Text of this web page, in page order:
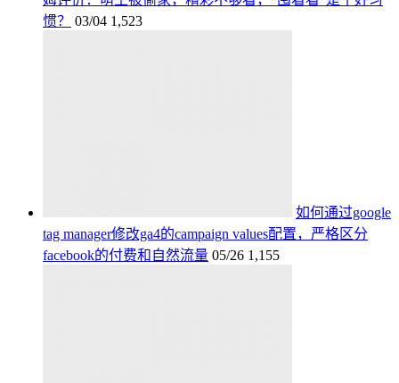
惯？
03/04 1,523
如何通过google
tag manager修改ga4的campaign values配置，严格区分
facebook的付费和自然流量 05/26 1,155